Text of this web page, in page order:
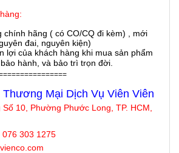
chính hãng ( có CO/CQ đi kèm) , mới
đai, nguyên kiện)
lợi của khách hàng khi mua sản phẩm
hành, và bảo trì trọn đời.
Thương Mại Dịch Vụ Viên Viên
10, Phường Phước Long, TP. HCM,
303 1275
.com